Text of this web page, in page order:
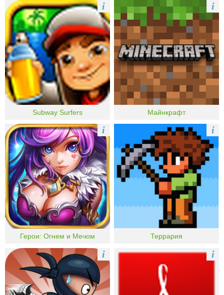
Subway Surfers
i
Майнкрафт
i
Герои: Огнем и Мечом
i
Террария
i
i i